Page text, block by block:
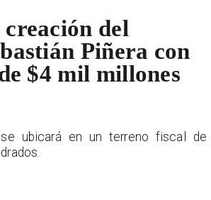
del
Piñera con
$4 mil millones
ubicará en un terreno fiscal de